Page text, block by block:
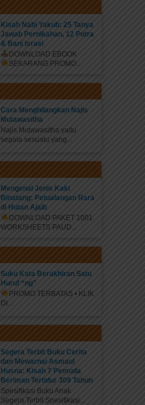
Kisah Nabi Yakub: 25 Tanya
Jawab Pernikahan, 12 Putra
& Bani Israel
DOWNLOAD EBOOK
SEKARANG PROMO...
Cara Menghilangkan Najis
Mutawasitha
Najis Mutawasitha yaitu
segala sesuatu yang...
Mengenal Jenis Kaki
Binatang: Petualangan Rara
di Hutan Ajaib
DOWNLOAD PAKET 1001
WORKSHEETS PAUD...
Suku Kata Berakhiran Satu
Huruf “ng”
PROMO TERBATAS • KLIK
DI...
Segera Terbit Buku Cerita
dan Mewarnai Asmaul
Husna: Kisah 7 Pemuda
Beriman Tertidur 309 Tahun
Spesifikasi Buku Anak
Segera Terbit Spesifikasi...